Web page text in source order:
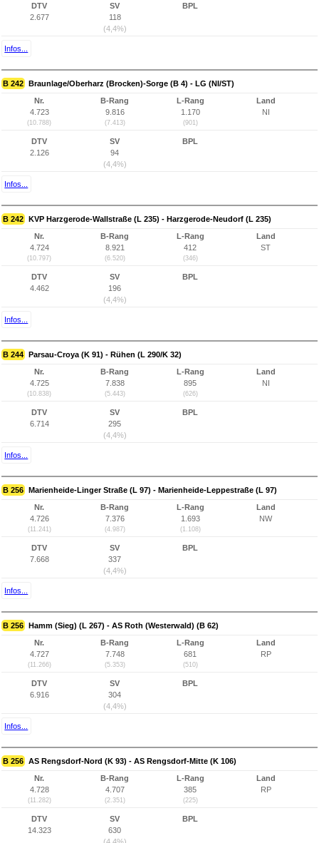
DTV
2.677
SV
118
(4,4%)
BPL
Infos...
B 242 Braunlage/Oberharz (Brocken)-Sorge (B 4) - LG (NI/ST)
Nr.
4.723
(10.788)
B-Rang
9.816
(7.413)
L-Rang
1.170
(901)
Land
NI
DTV
2.126
SV
94
(4,4%)
BPL
Infos...
B 242 KVP Harzgerode-Wallstraße (L 235) - Harzgerode-Neudorf (L 235)
Nr.
4.724
(10.797)
B-Rang
8.921
(6.520)
L-Rang
412
(346)
Land
ST
DTV
4.462
SV
196
(4,4%)
BPL
Infos...
B 244 Parsau-Croya (K 91) - Rühen (L 290/K 32)
Nr.
4.725
(10.838)
B-Rang
7.838
(5.443)
L-Rang
895
(626)
Land
NI
DTV
6.714
SV
295
(4,4%)
BPL
Infos...
B 256 Marienheide-Linger Straße (L 97) - Marienheide-Leppestraße (L 97)
Nr.
4.726
(11.241)
B-Rang
7.376
(4.987)
L-Rang
1.693
(1.108)
Land
NW
DTV
7.668
SV
337
(4,4%)
BPL
Infos...
B 256 Hamm (Sieg) (L 267) - AS Roth (Westerwald) (B 62)
Nr.
4.727
(11.266)
B-Rang
7.748
(5.353)
L-Rang
681
(510)
Land
RP
DTV
6.916
SV
304
(4,4%)
BPL
Infos...
B 256 AS Rengsdorf-Nord (K 93) - AS Rengsdorf-Mitte (K 106)
Nr.
4.728
(11.282)
B-Rang
4.707
(2.351)
L-Rang
385
(225)
Land
RP
DTV
14.323
SV
630
BPL